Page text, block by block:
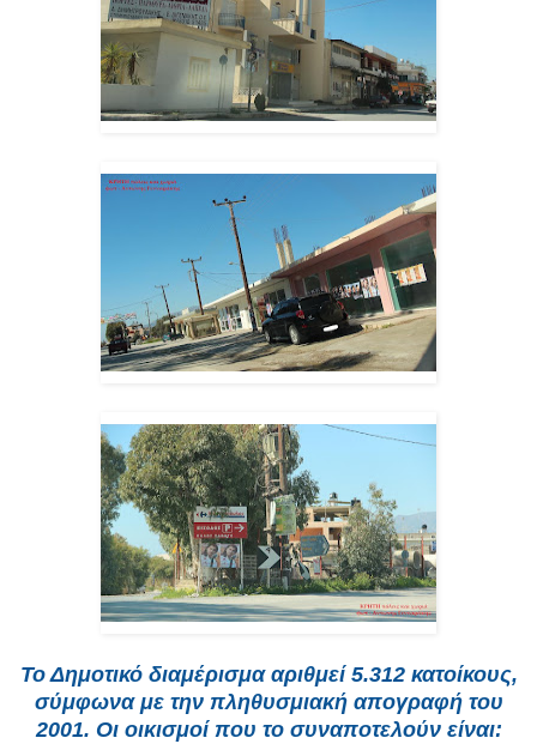
Το Δημοτικό διαμέρισμα αριθμεί 5.312 κατοίκους,
σύμφωνα με την πληθυσμιακή απογραφή του
2001. Οι οικισμοί που το συναποτελούν είναι: